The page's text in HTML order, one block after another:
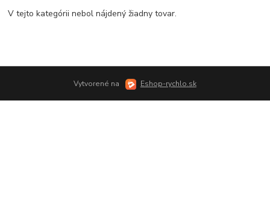
V tejto kategórii nebol nájdený žiadny tovar.
Vytvorené na Eshop-rychlo.sk